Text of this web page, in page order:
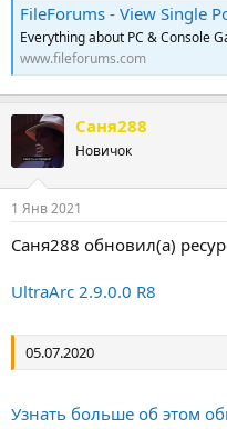
FileForums - View Single Post -
Everything about PC & Console
www.fileforums.com
Саня288
Новичок
1 Янв 2021
Саня288 обновил(а)
UltraArc 2.9.0.0 R8
05.07.2020
Узнать больше об этом